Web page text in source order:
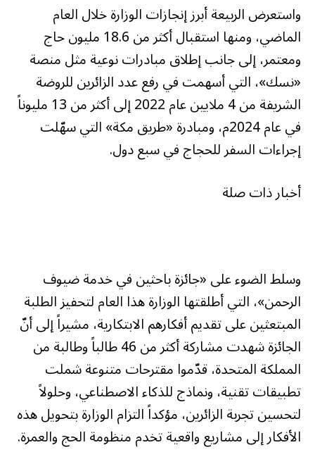
واستعرض الربيعة أبرز إنجازات الوزارة خلال العام
الماضي، ومنها استقبال أكثر من 18.6 مليون حاج
ومعتمر، إلى جانب إطلاق مبادرات نوعية مثل منصة
«نسك»، التي أسهمت في رفع عدد الزائرين للروضة
الشريفة من 4 ملايين عام 2022 إلى أكثر من 13 مليوناً
في عام 2024م، ومبادرة «طريق مكة» التي سهّلت
إجراءات السفر للحجاج في سبع دول.
أخبار ذات صلة
وسلط الضوء على «جائزة باحثين في خدمة ضيوف
الرحمن»، التي أطلقتها الوزارة هذا العام لتحفيز الطلبة
المبتعثين على تقديم أفكارهم الابتكارية، مشيراً إلى أنّ
الجائزة شهدت مشاركة أكثر من 46 طالباً وطالبة من
المملكة المتحدة، قدّموا مقترحات متنوعة شملت
تطبيقات تقنية، ونماذج للذكاء الاصطناعي، وحلولاً
لتحسين تجربة الزائرين، مؤكداً التزام الوزارة بتحويل هذه
الأفكار إلى مشاريع واقعية تخدم منظومة الحج والعمرة.